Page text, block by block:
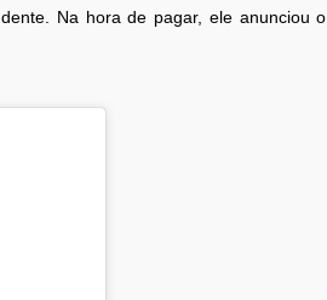
Na hora de pagar, ele anunciou o